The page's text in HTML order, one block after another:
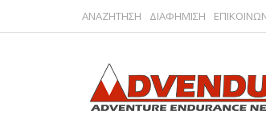
ΑΝΑΖΗΤΗΣΗ ΔΙΑΦΗΜΙΣΗ